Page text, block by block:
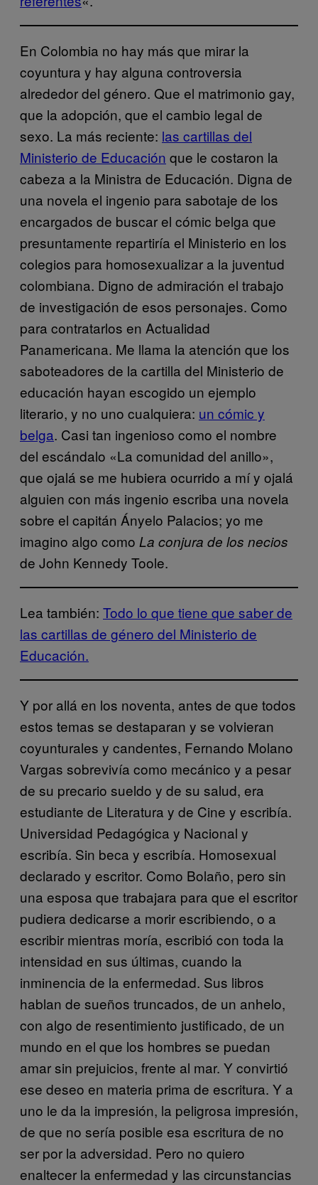
En Colombia no hay más que mirar la
coyuntura y hay alguna controversia
alrededor del género. Que el matrimonio gay,
que la adopción, que el cambio legal de
sexo. La más reciente: las cartillas del
Ministerio de Educación que le costaron la
cabeza a la Ministra de Educación. Digna de
una novela el ingenio para sabotaje de los
encargados de buscar el cómic belga que
presuntamente repartiría el Ministerio en los
colegios para homosexualizar a la juventud
colombiana. Digno de admiración el trabajo
de investigación de esos personajes. Como
para contratarlos en Actualidad
Panamericana. Me llama la atención que los
saboteadores de la cartilla del Ministerio de
educación hayan escogido un ejemplo
literario, y no uno cualquiera: un cómic y
belga. Casi tan ingenioso como el nombre
del escándalo «La comunidad del anillo»,
que ojalá se me hubiera ocurrido a mí y ojalá
alguien con más ingenio escriba una novela
sobre el capitán Ányelo Palacios; yo me
imagino algo como La conjura de los necios
de John Kennedy Toole.
Lea también: Todo lo que tiene que saber de
las cartillas de género del Ministerio de
Educación.
Y por allá en los noventa, antes de que todos
estos temas se destaparan y se volvieran
coyunturales y candentes, Fernando Molano
Vargas sobrevivía como mecánico y a pesar
de su precario sueldo y de su salud, era
estudiante de Literatura y de Cine y escribía.
Universidad Pedagógica y Nacional y
escribía. Sin beca y escribía. Homosexual
declarado y escritor. Como Bolaño, pero sin
una esposa que trabajara para que el escritor
pudiera dedicarse a morir escribiendo, o a
escribir mientras moría, escribió con toda la
intensidad en sus últimas, cuando la
inminencia de la enfermedad. Sus libros
hablan de sueños truncados, de un anhelo,
con algo de resentimiento justificado, de un
mundo en el que los hombres se puedan
amar sin prejuicios, frente al mar. Y convirtió
ese deseo en materia prima de escritura. Y a
uno le da la impresión, la peligrosa impresión,
de que no sería posible esa escritura de no
ser por la adversidad. Pero no quiero
enaltecer la enfermedad y las circunstancias